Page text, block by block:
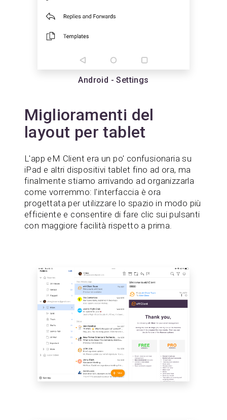
Android - Settings
Miglioramenti del
layout per tablet
L'app eM Client era un po' confusionaria su
iPad e altri dispositivi tablet fino ad ora, ma
finalmente stiamo arrivando ad organizzarla
come vorremmo: l'interfaccia è ora
progettata per utilizzare lo spazio in modo più
efficiente e consentire di fare clic sui pulsanti
con maggiore facilità rispetto a prima.